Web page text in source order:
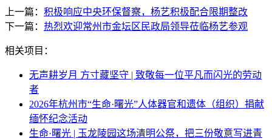
上一篇： 积极响应中央环保督察，杨艺积极配合限期整改
下一篇： 热烈欢迎常州市金坛区民政局领导莅临杨艺参观
相关项目：
无声耕岁月 方寸藏坚守 | 致敬每一位平凡而闪光的劳动
者
2026年杭州市“生命·曙光”人体器官和遗体（组织）捐献
缅怀纪念活动
生命·曙光 | 玉龙陵园这场清明公祭，把三份敬意写进青